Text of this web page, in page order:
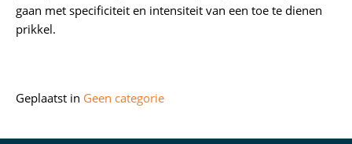
gaan met specificiteit en intensiteit van een toe te dienen
prikkel.
Geplaatst in Geen categorie